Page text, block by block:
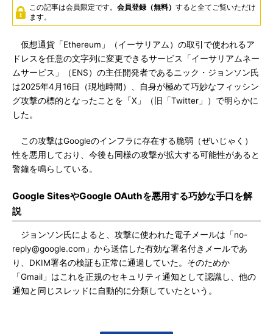
この記事は会員限定です。 会員登録（無料） すると全てご覧いただけ
ます。
仮想通貨「Ethereum」（イーサリアム）の取引で使われるア
ドレスを任意の文字列に変更できるサービス「イーサリアムネー
ムサービス」（ENS）の主任開発者であるニック・ジョンソン氏
は2025年4月16日（現地時間）、自身が極めて巧妙なフィッシン
グ攻撃の標的となったことを「X」（旧「Twitter」）で明らかに
した。
この攻撃はGoogleのインフラに存在する脆弱（ぜいじゃく）
性を悪用しており、今後も同様の攻撃が拡大する可能性があると
警鐘を鳴らしている。
Google SitesやGoogle OAuthを悪用する巧妙な手口を解
説
ジョンソン氏によると、攻撃に使われた電子メールは「no-
reply@google.com」から送信した有効な署名付きメールであ
り、DKIM署名の検証も正常に通過していた。そのためか
「Gmail」はこれを正規のセキュリティ通知として認識し、他の
通知と同じスレッドに自動的に分類していたという。